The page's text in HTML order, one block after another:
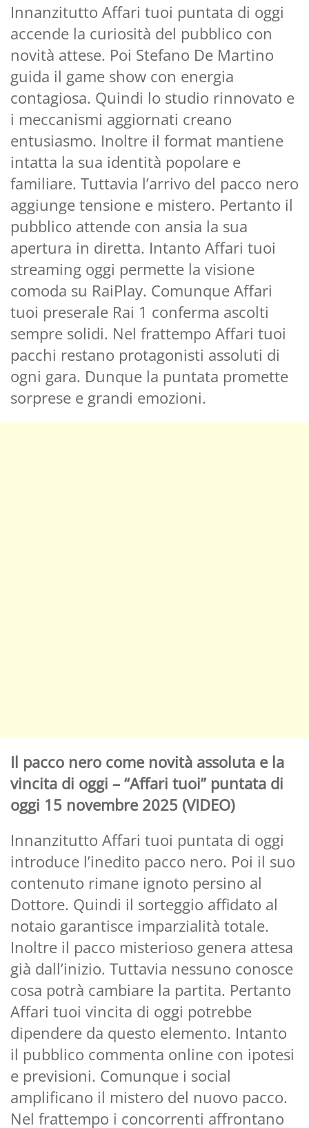
Innanzitutto Affari tuoi puntata di oggi
accende la curiosità del pubblico con
novità attese. Poi Stefano De Martino
guida il game show con energia
contagiosa. Quindi lo studio rinnovato e
i meccanismi aggiornati creano
entusiasmo. Inoltre il format mantiene
intatta la sua identità popolare e
familiare. Tuttavia l’arrivo del pacco nero
aggiunge tensione e mistero. Pertanto il
pubblico attende con ansia la sua
apertura in diretta. Intanto Affari tuoi
streaming oggi permette la visione
comoda su RaiPlay. Comunque Affari
tuoi preserale Rai 1 conferma ascolti
sempre solidi. Nel frattempo Affari tuoi
pacchi restano protagonisti assoluti di
ogni gara. Dunque la puntata promette
sorprese e grandi emozioni.
Il pacco nero come novità assoluta e la
vincita di oggi – “Affari tuoi” puntata di
oggi 15 novembre 2025 (VIDEO)
Innanzitutto Affari tuoi puntata di oggi
introduce l’inedito pacco nero. Poi il suo
contenuto rimane ignoto persino al
Dottore. Quindi il sorteggio affidato al
notaio garantisce imparzialità totale.
Inoltre il pacco misterioso genera attesa
già dall’inizio. Tuttavia nessuno conosce
cosa potrà cambiare la partita. Pertanto
Affari tuoi vincita di oggi potrebbe
dipendere da questo elemento. Intanto
il pubblico commenta online con ipotesi
e previsioni. Comunque i social
amplificano il mistero del nuovo pacco.
Nel frattempo i concorrenti affrontano